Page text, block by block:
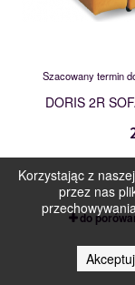
Szacowany termin
DORIS 2R
do
DORIS 3R
117976
Korzystając z
przez nas
Akceptuj